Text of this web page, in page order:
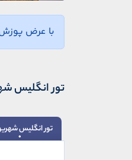
با عرض پوزش
تور انگلیس
تور انگلیس